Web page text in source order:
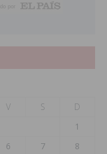
V S
D
1
6 7
8